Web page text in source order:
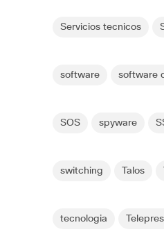
Servicios tecnicos
software software
SOS spyware
switching Talos
tecnologia